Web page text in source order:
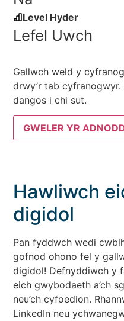
Level Hyder
Lefel Uwch
Gallwch weld y
drwy’r tab
dangos i chi sut.
GWELER YR
Hawliwch
digidol
Pan fyddwch wedi
gofnod ohono fel y
digidol! Defnyddiwch y
eich gwybodaeth a’ch
neu’ch cyfoedion.
LinkedIn neu